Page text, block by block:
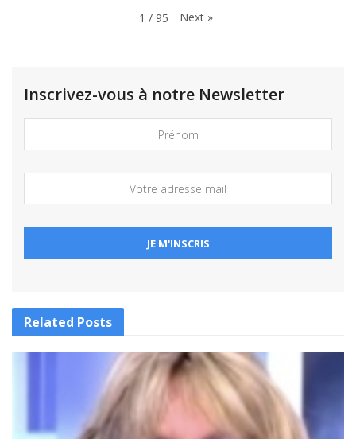
1 / 95 Next »
Inscrivez-vous à notre Newsletter
Related Posts